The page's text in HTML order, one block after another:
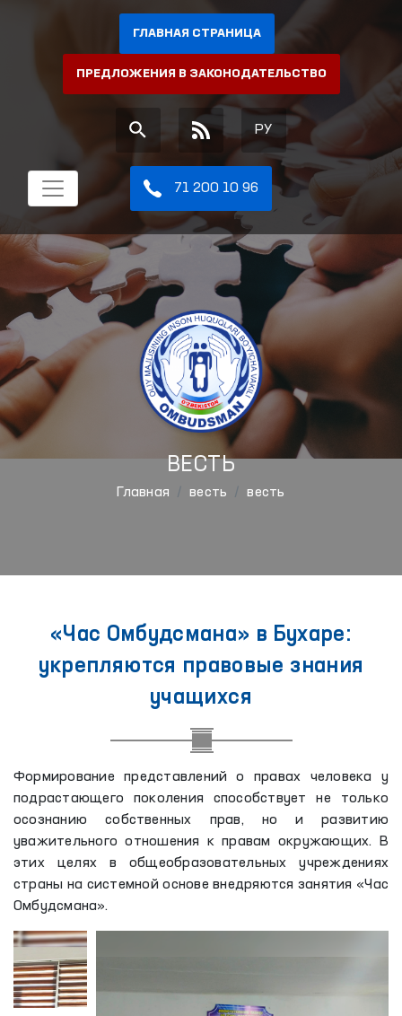
ГЛАВНАЯ СТРАНИЦА
ПРЕДЛОЖЕНИЯ В ЗАКОНОДАТЕЛЬСТВО
РУ
71 200 10 96
ВЕСТЬ
Главная весть весть
«Час Омбудсмана» в Бухаре:
укрепляются правовые знания
учащихся
Формирование представлений о правах человека у
подрастающего поколения способствует не только
осознанию собственных прав, но и развитию
уважительного отношения к правам окружающих. В
этих целях в общеобразовательных учреждениях
страны на системной основе внедряются занятия «Час
Омбудсмана».